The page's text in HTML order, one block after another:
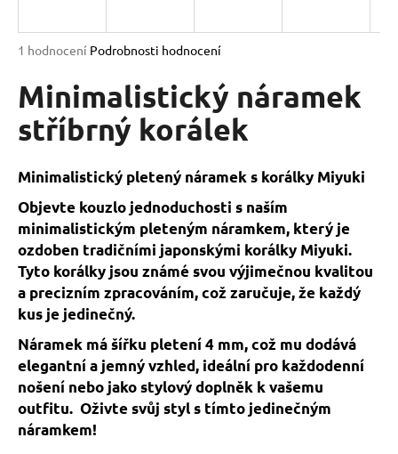
Průměrné
produktu
je
5,0
z
hvězdiček.
1 hodnocení Podrobnosti hodnocení
Minimalistický náramek
stříbrný korálek
Minimalistický pletený náramek s korálky Miyuki
Objevte kouzlo jednoduchosti s naším
minimalistickým pleteným náramkem, který je
ozdoben tradičními japonskými korálky Miyuki.
Tyto korálky jsou známé svou výjimečnou kvalitou
a precizním zpracováním, což zaručuje, že každý
kus je jedinečný.
Náramek má šířku pletení 4 mm, což mu dodává
elegantní a jemný vzhled, ideální pro každodenní
nošení nebo jako stylový doplněk k vašemu
outfitu. Oživte svůj styl s tímto jedinečným
náramkem!
j
t
?
HLEDAT
D
o
p
o
r
u
č
u
j